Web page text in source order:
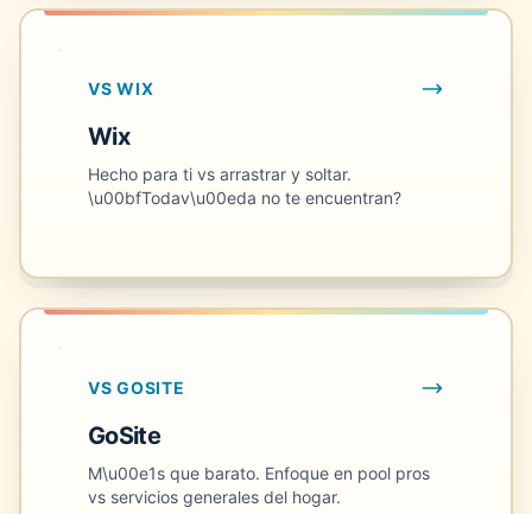
VS WIX
Wix
Hecho para ti vs arrastrar y soltar.
\u00bfTodav\u00eda no te encuentran?
VS GOSITE
GoSite
M\u00e1s que barato. Enfoque en pool pros
vs servicios generales del hogar.